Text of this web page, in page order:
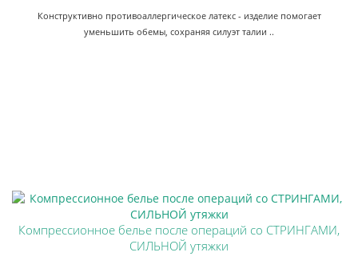
Конструктивно противоаллергическое латекс - изделие помогает
уменьшить обемы, сохраняя силуэт талии ..
Компрессионное белье после операций со СТРИНГАМИ,
СИЛЬНОЙ утяжки